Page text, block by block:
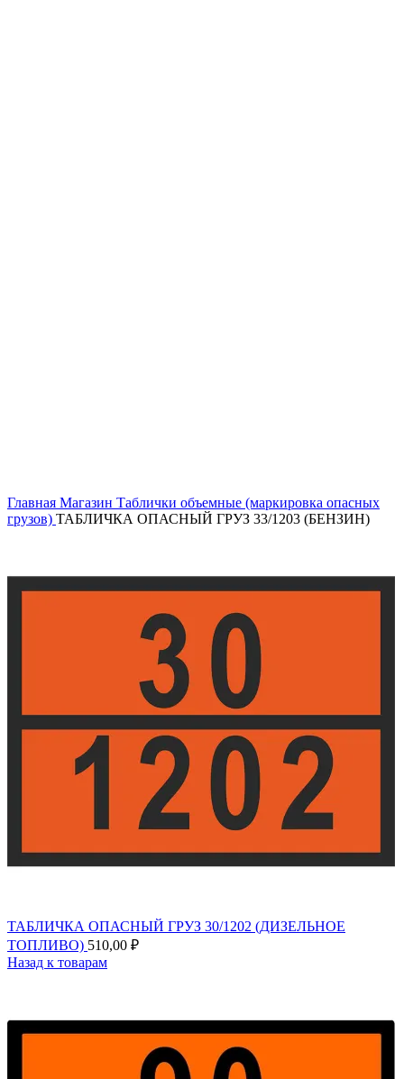
Главная Магазин Таблички объемные (маркировка опасных
грузов) ТАБЛИЧКА ОПАСНЫЙ ГРУЗ 33/1203 (БЕНЗИН)
ТАБЛИЧКА ОПАСНЫЙ ГРУЗ 30/1202 (ДИЗЕЛЬНОЕ
ТОПЛИВО) 510,00 ₽
Назад к товарам